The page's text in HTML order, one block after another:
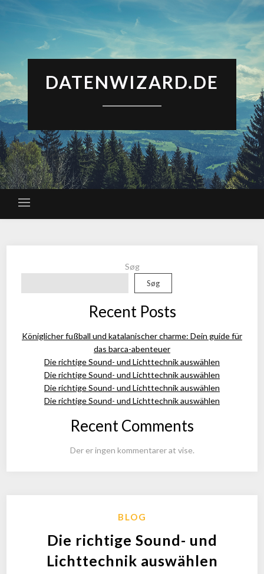
DATENWIZARD.DE
Søg
Søg
Recent Posts
Königlicher fußball und katalanischer charme: Dein guide für
das barca-abenteuer
Die richtige Sound- und Lichttechnik auswählen
Die richtige Sound- und Lichttechnik auswählen
Die richtige Sound- und Lichttechnik auswählen
Die richtige Sound- und Lichttechnik auswählen
Recent Comments
Der er ingen kommentarer at vise.
BLOG
Die richtige Sound- und
Lichttechnik auswählen